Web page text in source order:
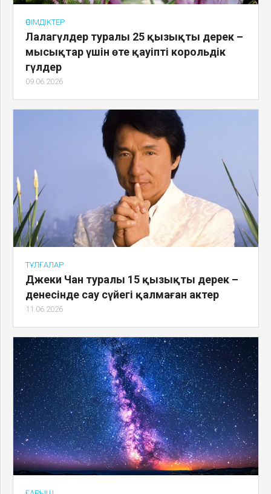
ӨСІМДІКТЕР
Лалагүлдер туралы 25 қызықты дерек –
мысықтар үшін өте қауіпті корольдік
гүлдер
09.06.2026
ТҰЛҒАЛАР
Джеки Чан туралы 15 қызықты дерек –
денесінде сау сүйегі қалмаған актер
11.06.2026